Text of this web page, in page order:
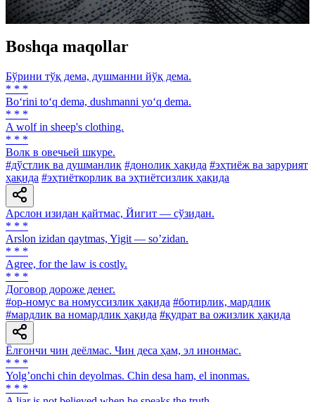
Boshqa maqollar
Бўрини тўқ дема, душманни йўқ дема.
* * *
Bo‘rini to‘q dema, dushmanni yo‘q dema.
* * *
A wolf in sheep's clothing.
* * *
Волк в овечьей шкуре.
#дўстлик ва душманлик #донолик ҳақида #эҳтиёж ва зарурият
ҳақида #эҳтиёткорлик ва эҳтиётсизлик ҳақида
Арслон изидан қайтмас, Йигит — сўзидан.
* * *
Аrslon izidan qaytmas, Yigit — soʼzidan.
* * *
Agree, for the law is costly.
* * *
Договор дороже денег.
#ор-номус ва номуссизлик ҳақида #ботирлик, мардлик
#мардлик ва номардлик ҳақида #қудрат ва ожизлик ҳақида
Ёлғончи чин деёлмас. Чин деса ҳам, эл инонмас.
* * *
Yolgʼonchi chin deyolmas. Chin desa ham, el inonmas.
* * *